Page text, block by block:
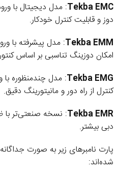
Tekba EMC: مدل دیجیتال با
دوز و قابلیت کنترل خودکار.
Tekba EMM
امکان دوزینگ تناسبی بر اساس
Tekba EMG: مدل چندمنظوره با
کنترل از راه دور و مانیتورینگ دقیق.
Tekba EMR: نسخه صنعتی‌تر با
دبی بیشتر.
پارت نامبرهای زیر به صورت
شده‌اند: